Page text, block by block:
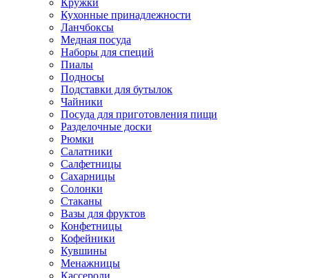
Кружки
Кухонные принадлежности
Ланчбоксы
Медная посуда
Наборы для специй
Пиалы
Подносы
Подставки для бутылок
Чайники
Посуда для приготовления пищи
Разделочные доски
Рюмки
Салатники
Салфетницы
Сахарницы
Солонки
Стаканы
Вазы для фруктов
Конфетницы
Кофейники
Кувшины
Менажницы
Кассероли